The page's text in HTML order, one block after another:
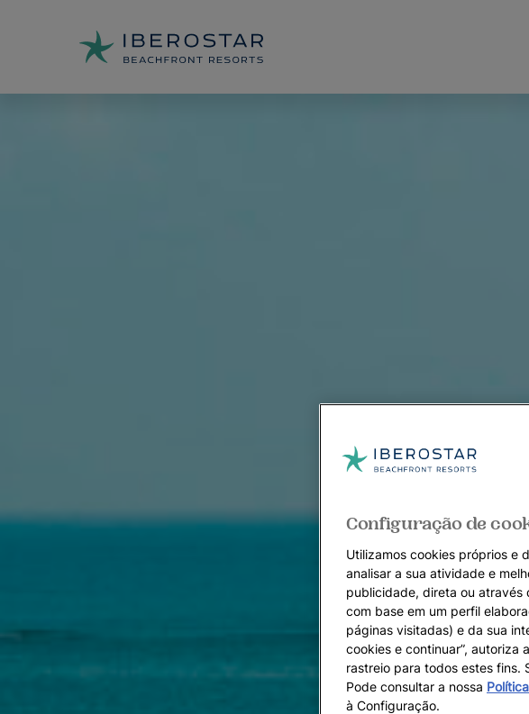
Configuração de
Utilizamos cookies próprios e
analisar a sua atividade e
publicidade, direta ou através
com base em um perfil
páginas visitadas) e da sua
cookies e continuar”, autoriza
rastreio para todos estes fins.
Pode consultar a nossa
à Configuração.